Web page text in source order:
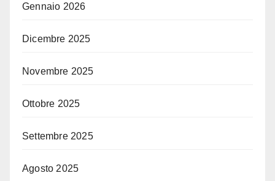
Gennaio 2026
Dicembre 2025
Novembre 2025
Ottobre 2025
Settembre 2025
Agosto 2025